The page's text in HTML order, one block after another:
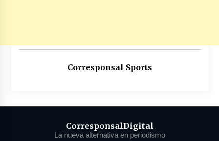
Corresponsal Sports
CorresponsalDigital
La nueva alternativa en periodismo